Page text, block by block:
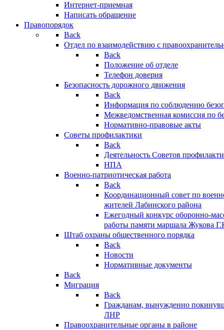
Интернет-приемная
Написать обращение
Правопорядок
Back
Отдел по взаимодействию с
Back
Положение об отделе
Телефон доверия
Безопасность дорожного движения
Back
Информация по соблюдению
Межведомственная комиссия по
Нормативно-правовые акты
Советы профилактики
Back
Деятельность Советов
НПА
Военно-патриотическая работа
Back
Координационный совет по
жителей Лабинского района
Ежегодный конкурс оборонно-
работы памяти маршала Жукова
Штаб охраны общественного порядка
Back
Новости
Нормативные документы
Back
Миграция
Back
Гражданам, вынужденно
ЛНР
Правоохранительные органы в районе